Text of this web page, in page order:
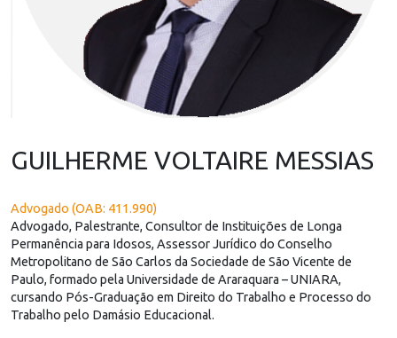
GUILHERME VOLTAIRE MESSIAS
Advogado (OAB: 411.990)
Advogado, Palestrante, Consultor de Instituições de Longa
Permanência para Idosos, Assessor Jurídico do Conselho
Metropolitano de São Carlos da Sociedade de São Vicente de
Paulo, formado pela Universidade de Araraquara – UNIARA,
cursando Pós-Graduação em Direito do Trabalho e Processo do
Trabalho pelo Damásio Educacional.